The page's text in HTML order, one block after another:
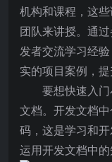
机构和课程，这
团队来讲授。通
发者交流学习经
实的项目案例，提
要想快速入
文档。开发文档
码，这是学习和
运用开发文档中的